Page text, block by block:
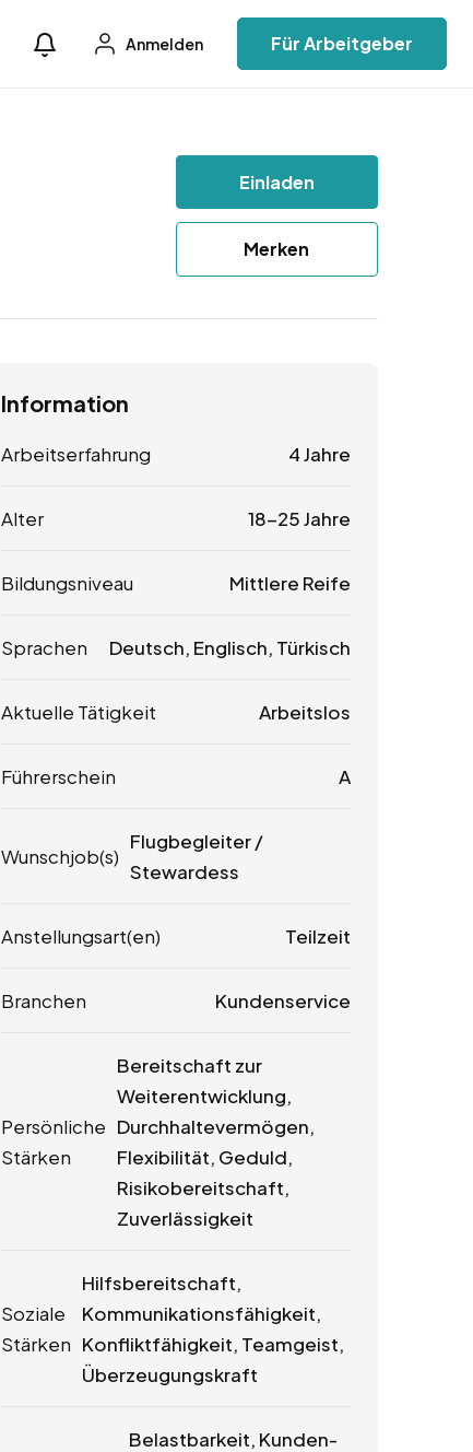
Anmelden Für Arbeitgeber
Einladen
Merken
Information
Arbeitserfahrung 4 Jahre
Alter 18-25 Jahre
Bildungsniveau Mittlere Reife
Sprachen Deutsch, Englisch, Türkisch
Aktuelle Tätigkeit Arbeitslos
Führerschein A
Wunschjob(s)
Flugbegleiter /
Stewardess
Anstellungsart(en) Teilzeit
Branchen Kundenservice
Persönliche
Stärken
Bereitschaft zur
Weiterentwicklung,
Durchhaltevermögen,
Flexibilität, Geduld,
Risikobereitschaft,
Zuverlässigkeit
Soziale
Stärken
Hilfsbereitschaft,
Kommunikationsfähigkeit,
Konfliktfähigkeit, Teamgeist,
Überzeugungskraft
Belastbarkeit, Kunden-